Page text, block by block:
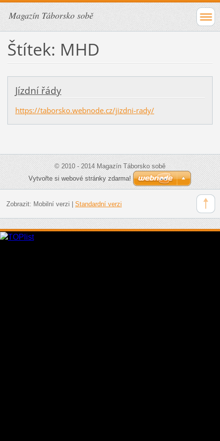
Magazín Táborsko sobě
Štítek: MHD
Jízdní řády
https://taborsko.webnode.cz/jizdni-rady/
© 2010 - 2014 Magazín Táborsko sobě
Vytvořte si webové stránky zdarma!
Zobrazit: Mobilní verzi Standardní verzi